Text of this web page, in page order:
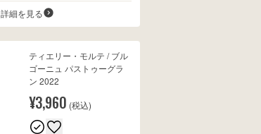
詳細を見る
ティエリー・モルテ / ブル
ゴーニュ パストゥーグラ
ン 2022
¥3,960 (税込)